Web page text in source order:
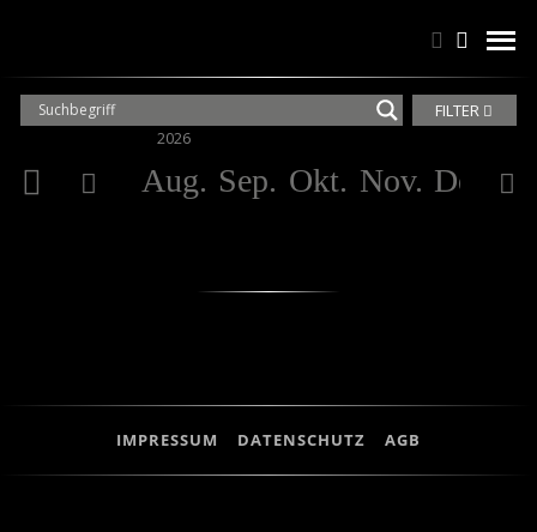
Suchen
Suchen
2026
Aug. Sep. Okt. Nov. Dez.
FILTER
IMPRESSUM DATENSCHUTZ AGB